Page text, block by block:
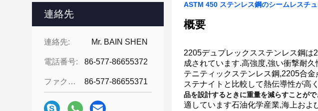
連絡先
連絡先: Mr. BAIN SHEN
電話番号: 86-577-86655372
ファクシミリ: 86-577-86655371
ASTM 450 ステンレス鋼のシームレスチ
概要
2205デュプレックスステンレス鋼
成されています.高強度,強い衝撃耐
テニティックステンレス鋼,2205合
ステナイトと比較して熱伝導性が高
品を設計するときに重量を減らすことが
適しています石油化学産業,海上およ